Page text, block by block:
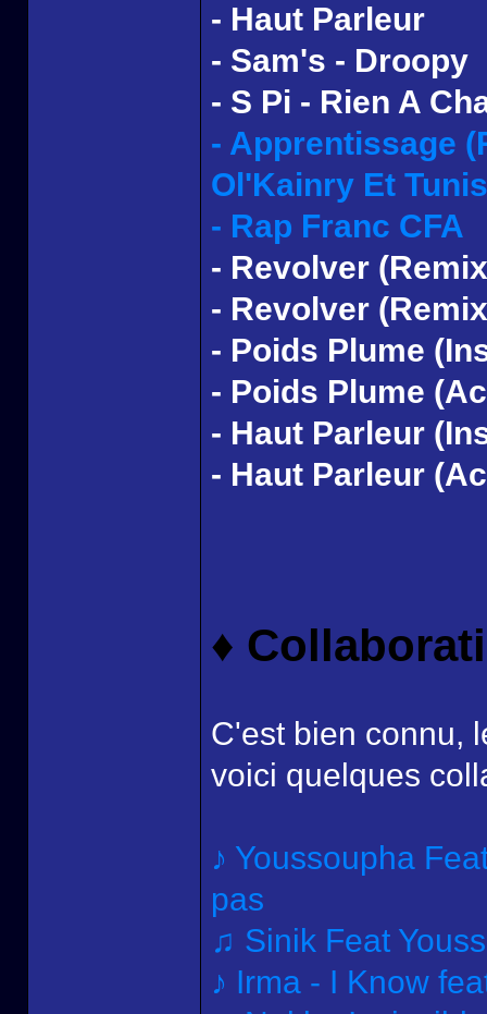
- Haut Parleur
- Sam's - Droopy
- S Pi - Rien A
- Apprentissage
Ol'Kainry Et
- Rap Franc CFA
- Revolver
- Revolver
- Poids Plume
- Poids Plume
- Haut Parleur
- Haut Parleur
♦
C'est bien connu,
voici quelques
♪ Youssoupha
pas
♫ Sinik Feat
♪ Irma - I Know